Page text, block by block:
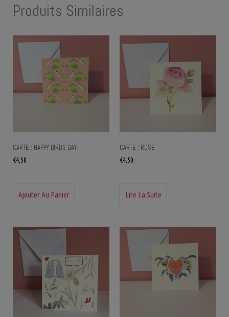
Produits Similaires
CARTE : HAPPY BIRDS DAY
€4,50
Ajouter Au Panier
CARTE : ROSE
€4,50
Lire La Suite